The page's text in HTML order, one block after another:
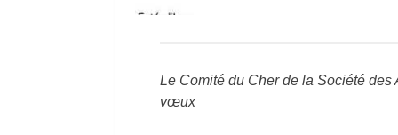
Le Comité du Cher de la Société des
vœux